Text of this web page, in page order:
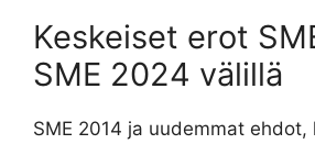
Keskeiset erot
SME 2024 välillä
SME 2014 ja uudemmat ehdot,